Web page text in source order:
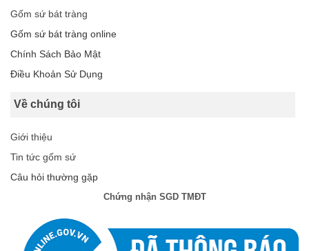
Gốm sứ bát tràng
Gốm sứ bát tràng online
Chính Sách Bảo Mật
Điều Khoản Sử Dụng
Về chúng tôi
Giới thiệu
Tin tức gốm sứ
Câu hỏi thường gặp
Chứng nhận SGD TMĐT